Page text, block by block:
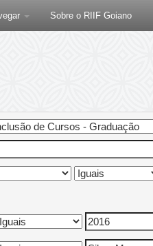
Sobre o RIIF Goiano